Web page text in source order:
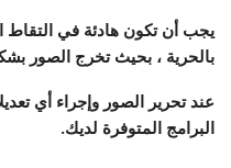
يجب أن تكون هادئة في التقاط
بالحرية ، بحيث تخرج الصور
عند تحرير الصور وإجراء أي
البرامج المتوفرة لديك.